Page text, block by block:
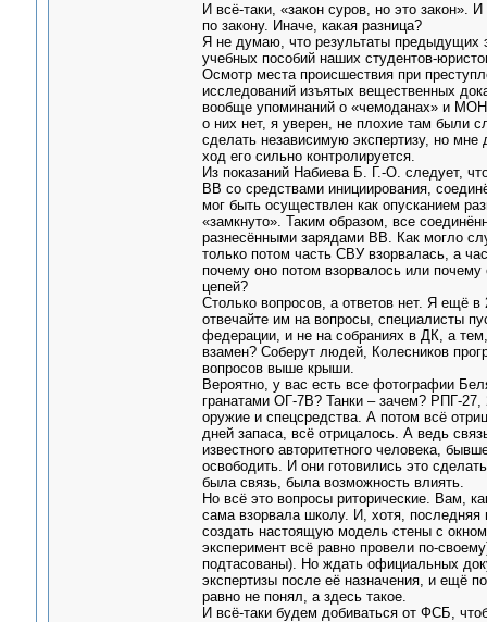
И всё-таки, «закон суров, но это закон».
по закону. Иначе, какая разница?
Я не думаю, что результаты предыдущих
учебных пособий наших студентов-
Осмотр места происшествия при
исследований изъятых вещественных
вообще упоминаний о «чемоданах» и
о них нет, я уверен, не плохие там были
сделать независимую экспертизу, но мне
ход его сильно контролируется.
Из показаний Набиева Б. Г.-О. следует,
ВВ со средствами инициирования,
мог быть осуществлен как опусканием
«замкнуто». Таким образом, все
разнесёнными зарядами ВВ. Как могло
только потом часть СВУ взорвалась, а
почему оно потом взорвалось или
цепей?
Столько вопросов, а ответов нет. Я ещё
отвечайте им на вопросы, специалисты
федерации, и не на собраниях в ДК, а
взамен? Соберут людей, Колесников
вопросов выше крыши.
Вероятно, у вас есть все фотографии
гранатами ОГ-7В? Танки – зачем? РПГ-
оружие и спецсредства. А потом всё
дней запаса, всё отрицалось. А ведь
известного авторитетного человека,
освободить. И они готовились это
была связь, была возможность влиять.
Но всё это вопросы риторические. Вам,
сама взорвала школу. И, хотя, последняя
создать настоящую модель стены с
эксперимент всё равно провели по-
подтасованы). Но ждать официальных
экспертизы после её назначения, и ещё
равно не понял, а здесь такое.
И всё-таки будем добиваться от ФСБ,